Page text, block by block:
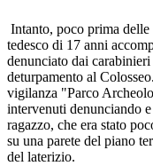
Intanto, poco prima
tedesco di 17 anni
denunciato dai
deturpamento al
vigilanza "Parco
intervenuti denunciando
ragazzo, che era stato
su una parete del piano
del laterizio.